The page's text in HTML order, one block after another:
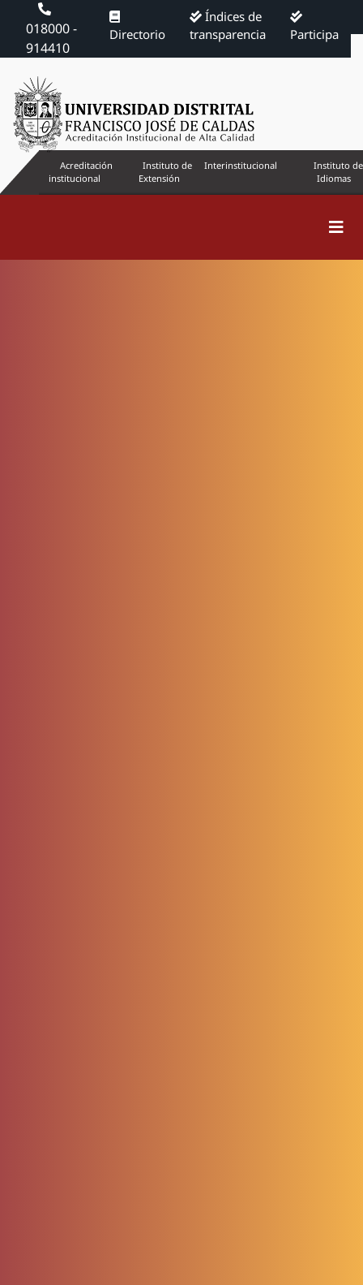
018000 -
914410
Directorio
Índices de
transparencia
Participa
Acreditación
institucional
Instituto de
Extensión
Interinstitucional
Instituto de
Idiomas